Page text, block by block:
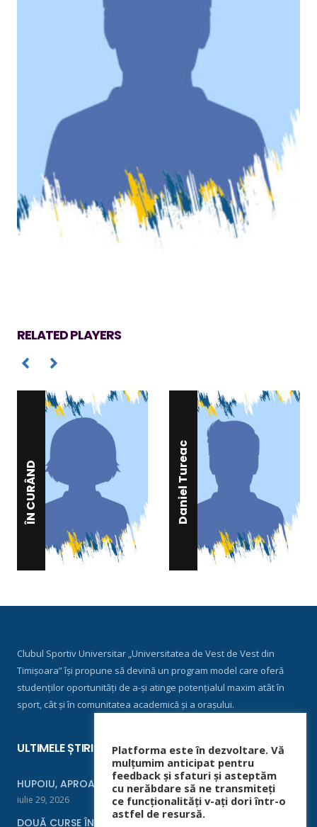
RELATED PLAYERS
ÎN CURÂND Daniel Tureac
Clubul Sportiv Universitar „Universitatea de Vest de Vest din
Timișoara” își propune să devină un program model care oferă
studenților oportunități de a-și atinge potențialul maxim atât în
sport, cât și în comunitatea academică și a orașului.
ULTIMELE ȘTIRI
HUPOIU, APROAPE DE FINALĂ LA ORADEA
iulie 29, 2026
DOUĂ CURSE ÎNTR-UN WEEKEND
Platforma este în dezvoltare. Vă
mulțumim anticipat pentru
feedback și sfaturi și asteptăm
cu nerăbdare să ne transmiteți
ce funcționalități v-ați dori într-o
astfel de resursă.